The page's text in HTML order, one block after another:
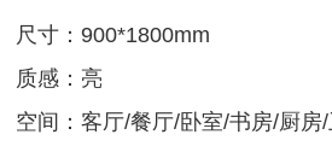
尺寸：900*1800mm
质感：亮
空间：客厅/餐厅/卧室/书房/厨房/